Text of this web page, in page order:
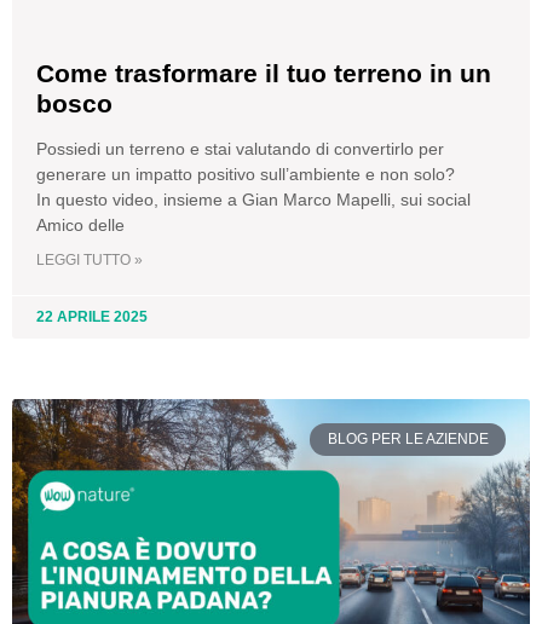
Come trasformare il tuo terreno in un
bosco
Possiedi un terreno e stai valutando di convertirlo per
generare un impatto positivo sull’ambiente e non solo?
In questo video, insieme a Gian Marco Mapelli, sui social
Amico delle
LEGGI TUTTO »
22 APRILE 2025
BLOG PER LE AZIENDE